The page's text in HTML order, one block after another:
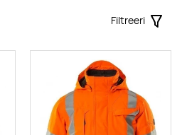
Filtreeri
Filter